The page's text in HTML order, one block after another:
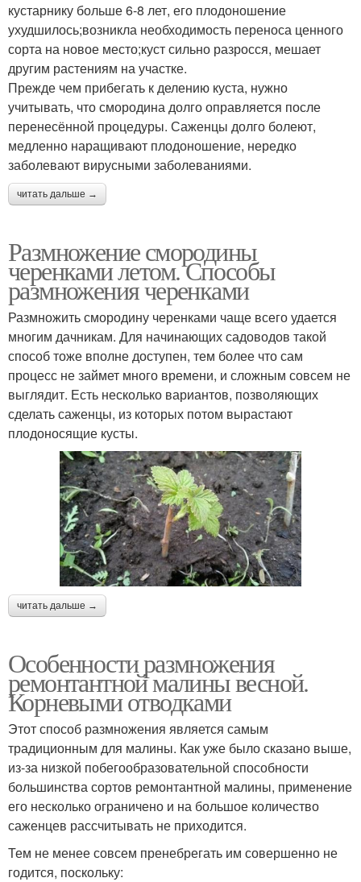
кустарнику больше 6-8 лет, его плодоношение
ухудшилось;возникла необходимость переноса ценного
сорта на новое место;куст сильно разросся, мешает
другим растениям на участке.
Прежде чем прибегать к делению куста, нужно
учитывать, что смородина долго оправляется после
перенесённой процедуры. Саженцы долго болеют,
медленно наращивают плодоношение, нередко
заболевают вирусными заболеваниями.
читать дальше →
Размножение смородины
черенками летом. Способы
размножения черенками
Размножить смородину черенками чаще всего удается
многим дачникам. Для начинающих садоводов такой
способ тоже вполне доступен, тем более что сам
процесс не займет много времени, и сложным совсем не
выглядит. Есть несколько вариантов, позволяющих
сделать саженцы, из которых потом вырастают
плодоносящие кусты.
читать дальше →
Особенности размножения
ремонтантной малины весной.
Корневыми отводками
Этот способ размножения является самым
традиционным для малины. Как уже было сказано выше,
из-за низкой побегообразовательной способности
большинства сортов ремонтантной малины, применение
его несколько ограничено и на большое количество
саженцев рассчитывать не приходится.
Тем не менее совсем пренебрегать им совершенно не
годится, поскольку: